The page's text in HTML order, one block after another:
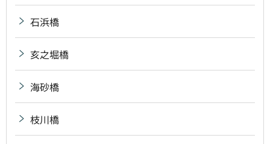
石浜橋
亥之堀橋
海砂橋
枝川橋